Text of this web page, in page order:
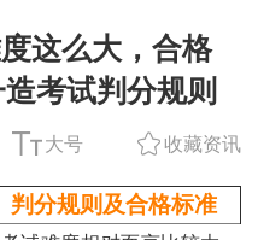
这么大，合格
考试判分规则
大号 收藏资讯
判分规则及合格标准